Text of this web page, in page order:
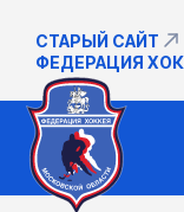
СТАРЫЙ САЙТ
ФЕДЕРАЦИЯ